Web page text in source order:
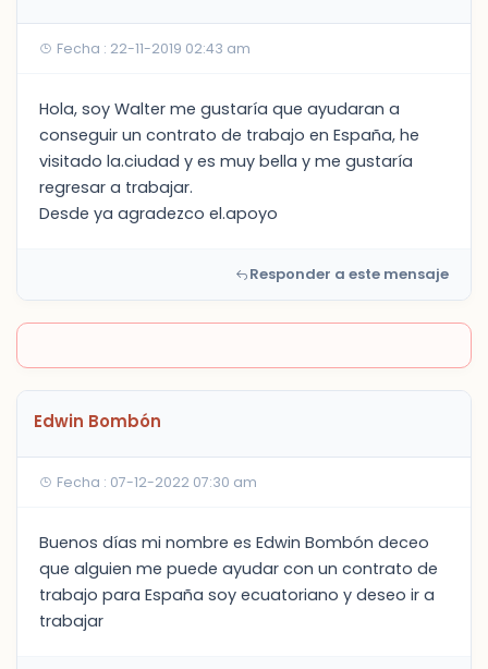
Fecha : 22-11-2019 02:43 am
Hola, soy Walter me gustaría que ayudaran a
conseguir un contrato de trabajo en España, he
visitado la.ciudad y es muy bella y me gustaría
regresar a trabajar.
Desde ya agradezco el.apoyo
Responder a este mensaje
Edwin Bombón
Fecha : 07-12-2022 07:30 am
Buenos días mi nombre es Edwin Bombón deceo
que alguien me puede ayudar con un contrato de
trabajo para España soy ecuatoriano y deseo ir a
trabajar